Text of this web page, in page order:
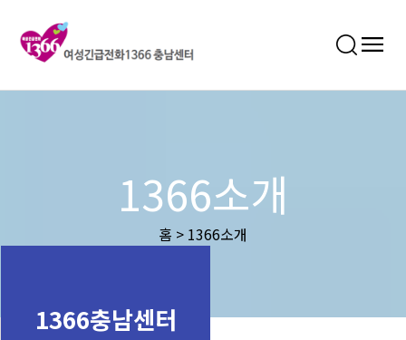
1366소개
홈 > 1366소개
1366충남센터